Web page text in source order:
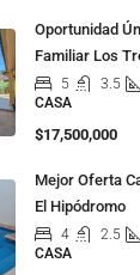
Oportunidad
Familiar Los
5 3.5
CASA
$17,500,000
Mejor Oferta
El Hipódromo
4 2.5
CASA